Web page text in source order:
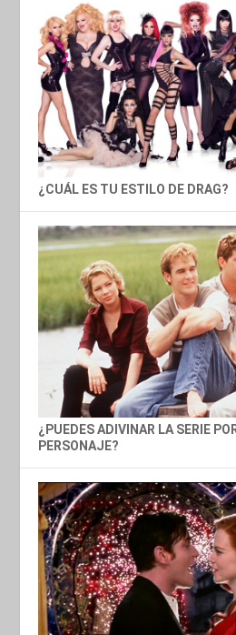
¿CUÁL ES TU ESTILO DE DRAG?
¿PUEDES ADIVINAR LA SERIE
PERSONAJE?